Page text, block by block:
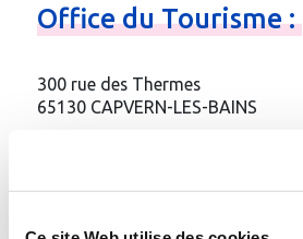
OfficeduTourisme:
300 rue des Thermes
65130 CAPVERN-LES-BAINS
Email:Contacter par e-mail